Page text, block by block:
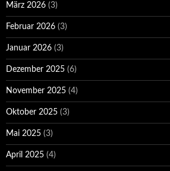
März 2026 (3)
Februar 2026 (3)
Januar 2026 (3)
Dezember 2025 (6)
November 2025 (4)
Oktober 2025 (3)
Mai 2025 (3)
April 2025 (4)